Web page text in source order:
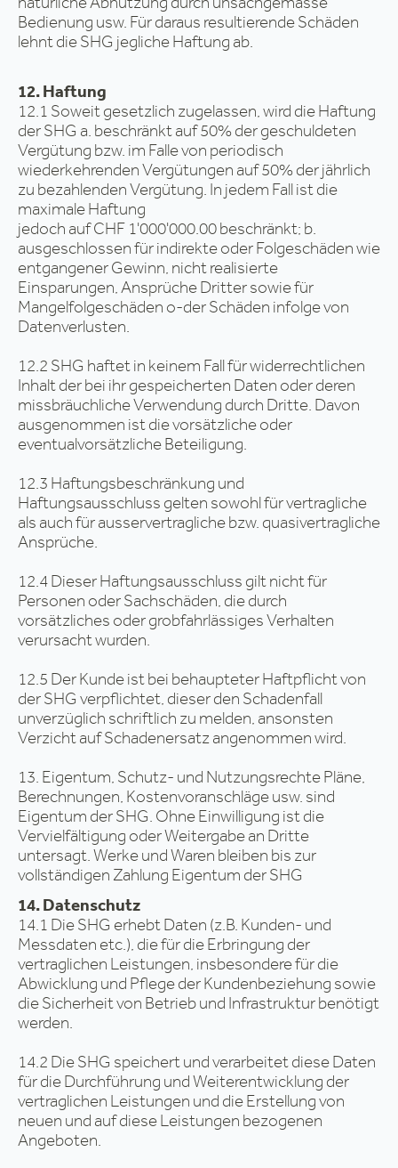
Bedienung usw. Für daraus resultierende Schäden
lehnt die SHG jegliche Haftung ab.
12. Haftung
12.1 Soweit gesetzlich zugelassen, wird die Haftung
der SHG a. beschränkt auf 50% der geschuldeten
Vergütung bzw. im Falle von periodisch
wiederkehrenden Vergütungen auf 50% der jährlich
zu bezahlenden Vergütung. In jedem Fall ist die
maximale Haftung
jedoch auf CHF 1'000'000.00 beschränkt; b.
ausgeschlossen für indirekte oder Folgeschäden wie
entgangener Gewinn, nicht realisierte
Einsparungen, Ansprüche Dritter sowie für
Mangelfolgeschäden o-der Schäden infolge von
Datenverlusten.
12.2 SHG haftet in keinem Fall für widerrechtlichen
Inhalt der bei ihr gespeicherten Daten oder deren
missbräuchliche Verwendung durch Dritte. Davon
ausgenommen ist die vorsätzliche oder
eventualvorsätzliche Beteiligung.
12.3 Haftungsbeschränkung und
Haftungsausschluss gelten sowohl für vertragliche
als auch für ausservertragliche bzw. quasivertragliche
Ansprüche.
12.4 Dieser Haftungsausschluss gilt nicht für
Personen oder Sachschäden, die durch
vorsätzliches oder grobfahrlässiges Verhalten
verursacht wurden.
12.5 Der Kunde ist bei behaupteter Haftpflicht von
der SHG verpflichtet, dieser den Schadenfall
unverzüglich schriftlich zu melden, ansonsten
Verzicht auf Schadenersatz angenommen wird.
13. Eigentum, Schutz- und Nutzungsrechte Pläne,
Berechnungen, Kostenvoranschläge usw. sind
Eigentum der SHG. Ohne Einwilligung ist die
Vervielfältigung oder Weitergabe an Dritte
untersagt. Werke und Waren bleiben bis zur
vollständigen Zahlung Eigentum der SHG
14. Datenschutz
14.1 Die SHG erhebt Daten (z.B. Kunden- und
Messdaten etc.), die für die Erbringung der
vertraglichen Leistungen, insbesondere für die
Abwicklung und Pflege der Kundenbeziehung sowie
die Sicherheit von Betrieb und Infrastruktur benötigt
werden.
14.2 Die SHG speichert und verarbeitet diese Daten
für die Durchführung und Weiterentwicklung der
vertraglichen Leistungen und die Erstellung von
neuen und auf diese Leistungen bezogenen
Angeboten.